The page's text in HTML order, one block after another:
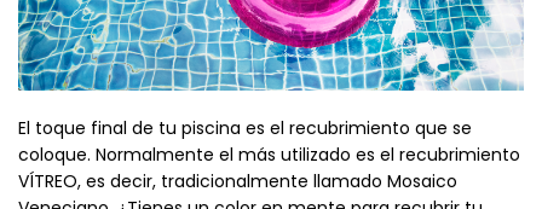
El toque final de tu piscina es el recubrimiento que se
coloque. Normalmente el más utilizado es el recubrimiento
VÍTREO, es decir, tradicionalmente llamado Mosaico